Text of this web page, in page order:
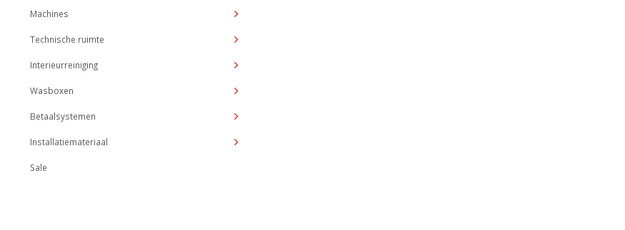
Machines
Technische ruimte
Interieurreiniging
Wasboxen
Betaalsystemen
Installatiemateriaal
Sale